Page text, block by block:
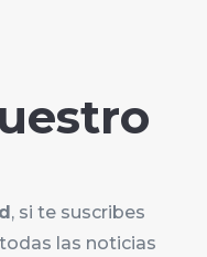
, si te suscribes
las noticias